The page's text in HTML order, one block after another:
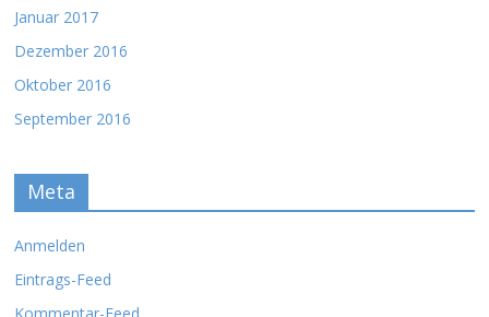
Januar 2017
Dezember 2016
Oktober 2016
September 2016
Meta
Anmelden
Eintrags-Feed